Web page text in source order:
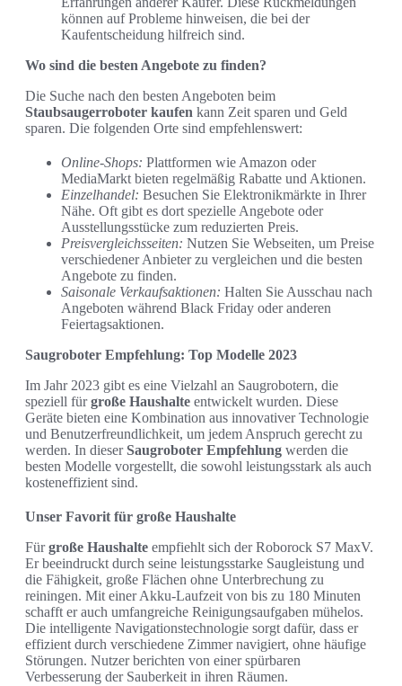
können auf Probleme hinweisen, die bei der
Kaufentscheidung hilfreich sind.
Wo sind die besten Angebote zu finden?
Die Suche nach den besten Angeboten beim
Staubsaugerroboter kaufen kann Zeit sparen und Geld
sparen. Die folgenden Orte sind empfehlenswert:
Online-Shops: Plattformen wie Amazon oder
MediaMarkt bieten regelmäßig Rabatte und Aktionen.
Einzelhandel: Besuchen Sie Elektronikmärkte in Ihrer
Nähe. Oft gibt es dort spezielle Angebote oder
Ausstellungsstücke zum reduzierten Preis.
Preisvergleichsseiten: Nutzen Sie Webseiten, um Preise
verschiedener Anbieter zu vergleichen und die besten
Angebote zu finden.
Saisonale Verkaufsaktionen: Halten Sie Ausschau nach
Angeboten während Black Friday oder anderen
Feiertagsaktionen.
Saugroboter Empfehlung: Top Modelle 2023
Im Jahr 2023 gibt es eine Vielzahl an Saugrobotern, die
speziell fürgroße Haushalte entwickelt wurden. Diese
Geräte bieten eine Kombination aus innovativer Technologie
und Benutzerfreundlichkeit, um jedem Anspruch gerecht zu
werden. In dieserSaugroboter Empfehlung werden die
besten Modelle vorgestellt, die sowohl leistungsstark als auch
kosteneffizient sind.
Unser Favorit für große Haushalte
Fürgroße Haushalte empfiehlt sich der Roborock S7 MaxV.
Er beeindruckt durch seine leistungsstarke Saugleistung und
die Fähigkeit, große Flächen ohne Unterbrechung zu
reiningen. Mit einer Akku-Laufzeit von bis zu 180 Minuten
schafft er auch umfangreiche Reinigungsaufgaben mühelos.
Die intelligente Navigationstechnologie sorgt dafür, dass er
effizient durch verschiedene Zimmer navigiert, ohne häufige
Störungen. Nutzer berichten von einer spürbaren
Verbesserung der Sauberkeit in ihren Räumen.